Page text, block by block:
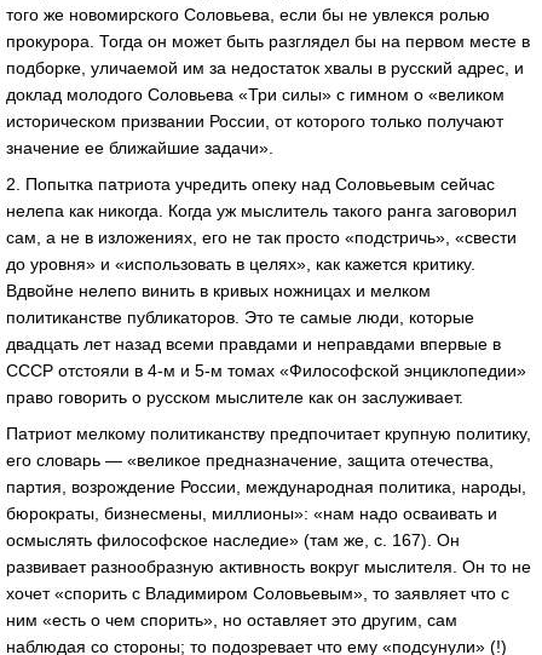
того же новомирского Соловьева, если бы не увлекся ролью
прокурора. Тогда он может быть разглядел бы на первом месте в
подборке, уличаемой им за недостаток хвалы в русский адрес, и
доклад молодого Соловьева «Три силы» с гимном о «великом
историческом призвании России, от которого только получают
значение ее ближайшие задачи».
2. Попытка патриота учредить опеку над Соловьевым сейчас
нелепа как никогда. Когда уж мыслитель такого ранга заговорил
сам, а не в изложениях, его не так просто «подстричь», «свести
до уровня» и «использовать в целях», как кажется критику.
Вдвойне нелепо винить в кривых ножницах и мелком
политиканстве публикаторов. Это те самые люди, которые
двадцать лет назад всеми правдами и неправдами впервые в
СССР отстояли в 4-м и 5-м томах «Философской энциклопедии»
право говорить о русском мыслителе как он заслуживает.
Патриот мелкому политиканству предпочитает крупную политику,
его словарь — «великое предназначение, защита отечества,
партия, возрождение России, международная политика, народы,
бюрократы, бизнесмены, миллионы»: «нам надо осваивать и
осмыслять философское наследие» (там же, с. 167). Он
развивает разнообразную активность вокруг мыслителя. Он то не
хочет «спорить с Владимиром Соловьевым», то заявляет что с
ним «есть о чем спорить», но оставляет это другим, сам
наблюдая со стороны; то подозревает что ему «подсунули» (!)